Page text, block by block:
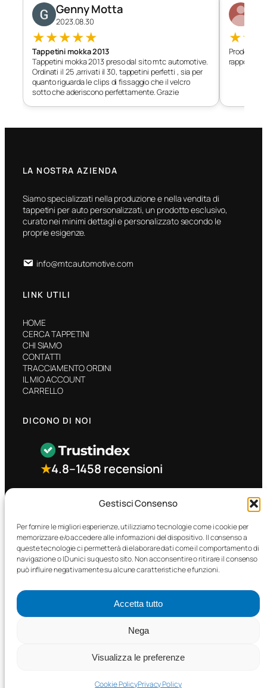
Gestisci Consenso
Per fornire le migliori esperienze, utilizziamo tecnologie come i cookie per
memorizzare e/o accedere alle informazioni del dispositivo. Il consenso a
queste tecnologie ci permetterà di elaborare dati come il comportamento di
navigazione o ID unici su questo sito. Non acconsentire o ritirare il consenso
può influire negativamente su alcune caratteristiche e funzioni.
Accetta tutto
Nega
Visualizza le preferenze
Cookie PolicyPrivacy Policy
Genny Motta
2023.08.30
★★★★★
Tappetini mokka 2013
Tappetini mokka 2013 preso dal sito mtc automotive.
Ordinati il 25 ,arrivati il 30, tappetini perfetti , sia per
quanto riguarda le clips di fissaggio che il velcro
sotto che aderiscono perfettamente. Grazie
★★
Prodotto
rapporto
LA NOSTRA AZIENDA
Siamo specializzati nella produzione e nella vendita di
tappetini per auto personalizzati, un prodotto esclusivo,
curato nei minimi dettagli e personalizzato secondo le
proprie esigenze.
info@mtcautomotive.com
LINK UTILI
HOME
CERCA TAPPETINI
CHI SIAMO
CONTATTI
TRACCIAMENTO ORDINI
IL MIO ACCOUNT
CARRELLO
DICONO DI NOI
★4.8–1458 recensioni
CONTATTO RAPIDO
Facebook
©2025 MTC Automotive s.r.l. . Tutti i diritti riservati. – P.I.